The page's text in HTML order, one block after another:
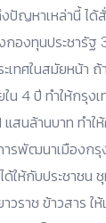
ปัญหาเหล่านี้ ได้
กองทุนประชารั
เทศในสมัยหน้า ถ้
น 4 ปี ทำให้กรุง
สนล้านบาท ทำใ
ารพัฒนาเมืองก
ให้กับประชาชน
วราช ข้าวสาร ใ